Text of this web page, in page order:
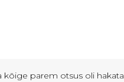
kõige parem otsus oli hakata